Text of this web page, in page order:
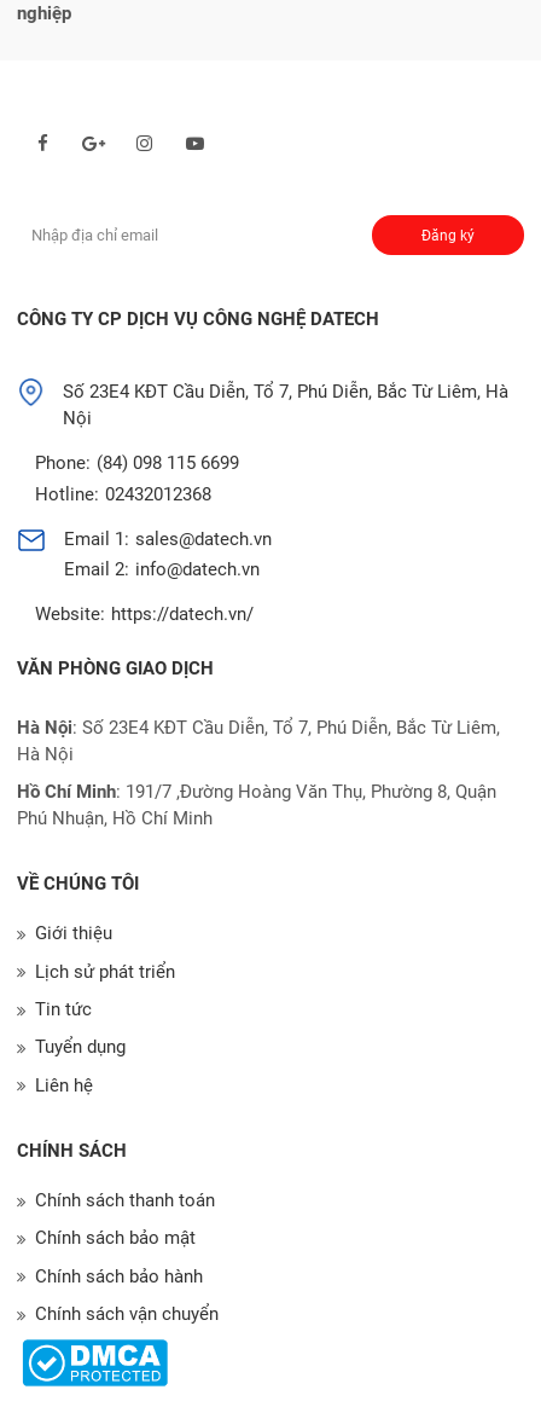
nghiệp
Đăng ký
CÔNG TY CP DỊCH VỤ CÔNG NGHỆ DATECH
Số 23E4 KĐT Cầu Diễn, Tổ 7, Phú Diễn, Bắc Từ Liêm, Hà
Nội
Phone: (84) 098 115 6699
Hotline: 02432012368
Email 1: sales@datech.vn
Email 2: info@datech.vn
Website: https://datech.vn/
VĂN PHÒNG GIAO DỊCH
Hà Nội: Số 23E4 KĐT Cầu Diễn, Tổ 7, Phú Diễn, Bắc Từ Liêm,
Hà Nội
Hồ Chí Minh: 191/7 ,Đường Hoàng Văn Thụ, Phường 8, Quận
Phú Nhuận, Hồ Chí Minh
VỀ CHÚNG TÔI
Giới thiệu
Lịch sử phát triển
Tin tức
Tuyển dụng
Liên hệ
CHÍNH SÁCH
Chính sách thanh toán
Chính sách bảo mật
Chính sách bảo hành
Chính sách vận chuyển